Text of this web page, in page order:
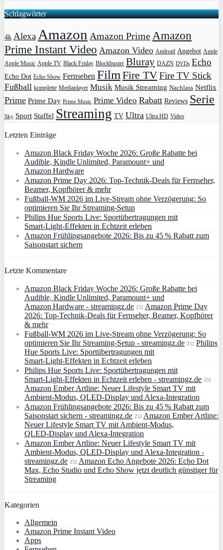
Schlagwörter
4k AlexaAmazon Amazon PrimeAmazon
Prime Instant Video Amazon Video Android Angebot Apple
Apple Music Apple TV Black Friday Blockbuster Bluray DAZN DVDs Echo
Echo Dot Echo Show Fernsehen FilmFire TVFire TV Stick
Fußball komplette Mediaplayer Musik Musik Streaming Nachlass Netflix
Prime Prime Day Prime Music Prime Video Rabatt Reviews Serie
Sky Sport Staffel Streaming TV Ultra Ultra HD Video
Letzten Einträge
Amazon Black Friday Woche 2026: Große Rabatte bei
Audible, Kindle Unlimited, Paramount+ und
Amazon Hardware
Amazon Prime Day 2026: Top-Technik-Deals für Fernseher,
Beamer, Kopfhörer & mehr
Fußball-WM 2026 im Live-Stream ohne Verzögerung: So
optimieren Sie Ihr Streaming-Setup
Philips Hue Sports Live: Sportübertragungen mit
Smart‑Light‑Effekten in Echtzeit erleben
Amazon Frühlingsangebote 2026: Bis zu 45 % Rabatt zum
Saisonstart sichern
Letzte Kommentare
Amazon Black Friday Woche 2026: Große Rabatte bei
Audible, Kindle Unlimited, Paramount+ und
Amazon Hardware - streamingz.de zuAmazon Prime Day
2026: Top-Technik-Deals für Fernseher, Beamer, Kopfhörer
& mehr
Fußball-WM 2026 im Live-Stream ohne Verzögerung: So
optimieren Sie Ihr Streaming-Setup - streamingz.de zu Philips
Hue Sports Live: Sportübertragungen mit
Smart‑Light‑Effekten in Echtzeit erleben
Philips Hue Sports Live: Sportübertragungen mit
Smart‑Light‑Effekten in Echtzeit erleben - streamingz.de zu
Amazon Ember Artline: Neuer Lifestyle Smart TV mit
Ambient‑Modus, QLED‑Display und Alexa‑Integration
Amazon Frühlingsangebote 2026: Bis zu 45 % Rabatt zum
Saisonstart sichern - streamingz.de zuAmazon Ember Artline:
Neuer Lifestyle Smart TV mit Ambient‑Modus,
QLED‑Display und Alexa‑Integration
Amazon Ember Artline: Neuer Lifestyle Smart TV mit
Ambient‑Modus, QLED‑Display und Alexa‑Integration -
streamingz.de zuAmazon Echo Angebote 2026: Echo Dot
Max, Echo Studio und Echo Show jetzt deutlich günstiger für
Streaming
Kategorien
Allgemein
Amazon Prime Instant Video
Apps